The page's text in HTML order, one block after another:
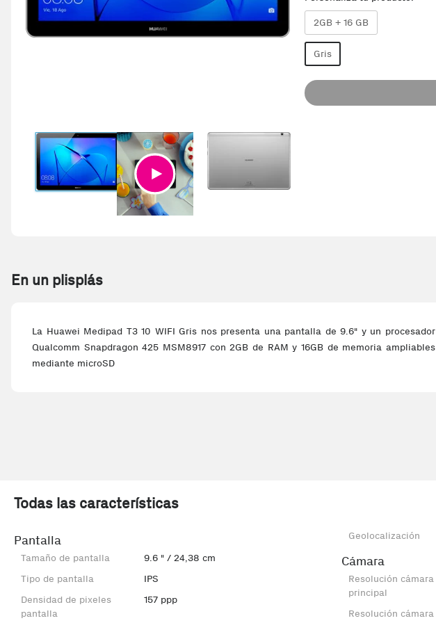
2GB + 16 GB
Gris
En un plisplás
La Huawei Medipad T3 10 WIFI Gris nos presenta una pantalla de 9.6" y un procesador
Qualcomm Snapdragon 425 MSM8917 con 2GB de RAM y 16GB de memoria ampliables
mediante microSD
Todas las características
Pantalla
Tamaño de pantalla
9.6 " / 24,38 cm
Tipo de pantalla
IPS
Densidad de pixeles
pantalla
157 ppp
Geolocalización
Cámara
Resolución cámara
principal
Resolución cámara